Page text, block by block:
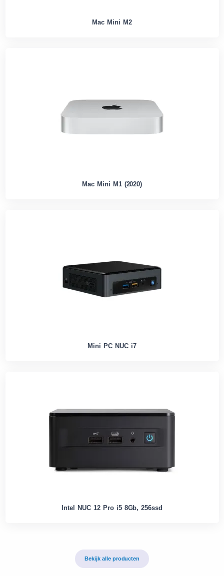
Mac Mini M2
Mac Mini M1 (2020)
Mini PC NUC i7
Intel NUC 12 Pro i5 8Gb, 256ssd
Bekijk alle producten